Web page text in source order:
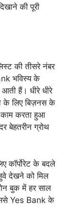
की पूरी
की तीसरे नंबर
भविस्य के
हैं। धीरे धीरे
के लिए बिज़नस के
काम करता हुआ
बेहतरीन ग्रोथ
कॉर्पोरेट के बदले
देखने को मिल
बुक में हर साल
इससे Yes Bank के